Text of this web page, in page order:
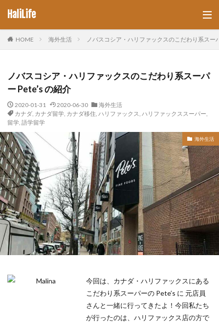
HaliLife
HOME 海外生活 ノバスコシア・ハリファックスのこだわり系ス
ノバスコシア・ハリファックスのこだわり系スーパ
ー Pete’s の紹介
2020-01-31 2020-06-30
海外生活
カナダ, カナダ留学, カナダ移住, ハリファックス, ハリファックススーパー,
留学, 語学留学
海外生活
今回は、カナダ・ハリファックスにある
こだわり系スーパーの Pete’s に 元店員
さんと一緒に行ってきたよ！今回私たち
が行ったのは、ハリファックス店の方で